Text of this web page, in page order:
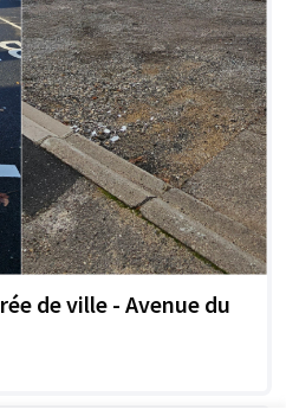
de ville - Avenue du